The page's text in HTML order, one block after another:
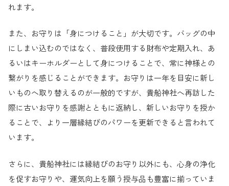
れます。
また、お守りは「身につけること」が大切です。バッグの中
にしまい込むのではなく、普段使用する財布や定期入れ、あ
るいはキーホルダーとして身につけることで、常に神様との
繋がりを感じることができます。お守りは一年を目安に新し
いものへ取り替えるのが一般的ですが、貴船神社へ再訪した
際に古いお守りを感謝とともに返納し、新しいお守りを授か
ることで、より一層縁結びのパワーを更新できると言われて
います。
さらに、貴船神社には縁結びのお守り以外にも、心身の浄化
を促すお守りや、運気向上を願う授与品も豊富に揃っていま